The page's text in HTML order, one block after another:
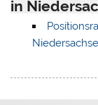
in